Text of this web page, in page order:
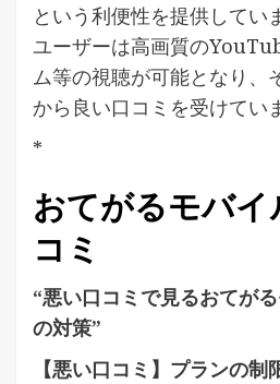
という利便性を提供してい
ユーザーは高画質の
ム等の視聴が可能となり、
から良い口コミを受けてい
*
おてがるモバイ
コミ
“悪い口コミで見るおてが
の対策”
【悪い口コミ】プランの